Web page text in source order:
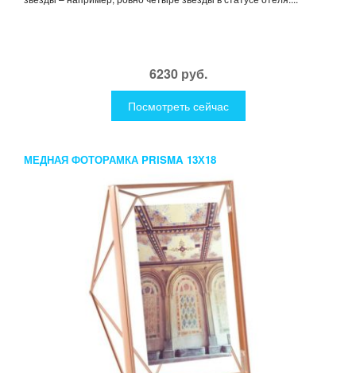
6230 руб.
Посмотреть сейчас
МЕДНАЯ ФОТОРАМКА PRISMA 13Х18